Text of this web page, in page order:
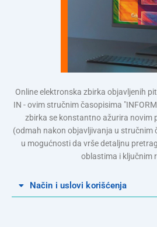
Online elektronska zbirka objavljenih
IN - ovim stručnim časopisima
zbirka se konstantno ažurira novim
(odmah nakon objavljivanja u stručnim
u mogućnosti da vrše detaljnu
oblastima i ključnim
Način i uslovi korišćenja